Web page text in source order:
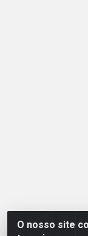
O nosso site
Linhavix